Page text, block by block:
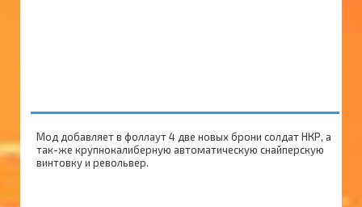
Мод добавляет в фоллаут 4 две новых брони солдат НКР, а
так-же крупнокалиберную автоматическую снайперскую
винтовку и револьвер.